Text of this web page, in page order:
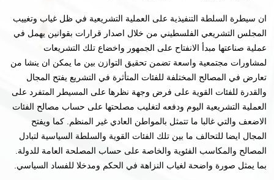
ان سيطرة السلطة التنفيذية على العملية التشريعية في ظل غياب وتغييب
المجلس التشريعي الفلسطيني من خلال اصدار قرارات بقوانين يهمل في
عملية صناعتها مبدأ الانفتاح على الجمهور واخضاع تلك التشريعات
لمشاورات مجتمعية واسعة تضمن تحقيق التوازن بين ما يمكن ان ينشا من
تعارض في المصالح المختلفة للفئات المتأثرة في التشريع يفتح المجال
والقدرة للفئات القوية على فرض وجهة نظرها على المسيطر المتفرد على
العملية التشريعية اليوم ودفعه لتغليب مصلحتها على حساب مصالح الفئات
الاضعف والتي غالبا ما تتمثل بالمواطن العادي غير المنظم. كما ويفتح
المجال ايضا للتحالف ما بين تلك الفئات القوية والسلطة السياسية لتبادل
المصالح والمكاسب الفئوية والخاصة على حساب المصلحة العامة للدولة.
بما يمثل صورة واضحة لغياب النزاهة في الحكم ومدخلا للفساد السياسي.